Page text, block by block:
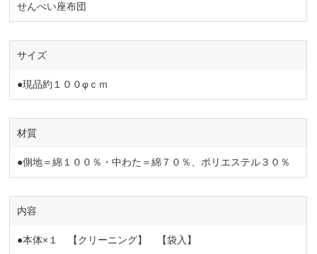
せんべい座布団
サイズ
●現品約１００φｃｍ
材質
●側地＝綿１００％・中わた＝綿７０％、ポリエステル３０％
内容
●本体×１ 【クリーニング】 【袋入】